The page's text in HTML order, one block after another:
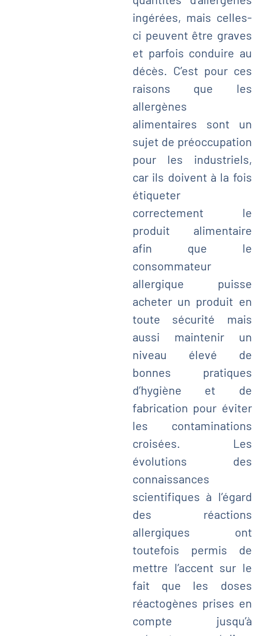
ingérées, mais celles-
ci peuvent être graves
et parfois conduire au
décès. C’est pour ces
raisons que les
allergènes
alimentaires sont un
sujet de préoccupation
pour les industriels,
car ils doivent à la fois
étiqueter
correctement le
produit alimentaire
afin que le
consommateur
allergique puisse
acheter un produit en
toute sécurité mais
aussi maintenir un
niveau élevé de
bonnes pratiques
d’hygiène et de
fabrication pour éviter
les contaminations
croisées. Les
évolutions des
connaissances
scientifiques à l’égard
des réactions
allergiques ont
toutefois permis de
mettre l’accent sur le
fait que les doses
réactogènes prises en
compte jusqu’à